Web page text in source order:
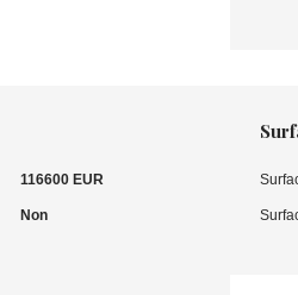
116600 EUR
Non